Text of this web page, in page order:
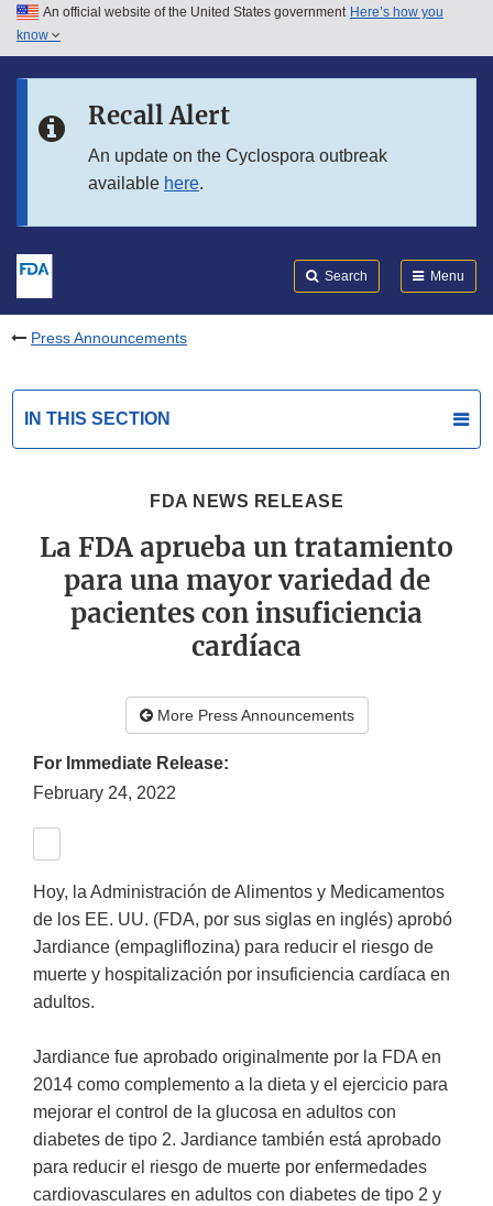
Skip to main content
Skip to in this section menu
An official website of the United States government Here’s how you
know
Recall Alert
An update on the Cyclospora outbreak
available here.
Search Menu
Press Announcements
IN THIS SECTION
FDA NEWS RELEASE
La FDA aprueba un tratamiento
para una mayor variedad de
pacientes con insuficiencia
cardíaca
More Press Announcements
For Immediate Release:
February 24, 2022
Hoy, la Administración de Alimentos y Medicamentos
de los EE. UU. (FDA, por sus siglas en inglés) aprobó
Jardiance (empagliflozina) para reducir el riesgo de
muerte y hospitalización por insuficiencia cardíaca en
adultos.
Jardiance fue aprobado originalmente por la FDA en
2014 como complemento a la dieta y el ejercicio para
mejorar el control de la glucosa en adultos con
diabetes de tipo 2. Jardiance también está aprobado
para reducir el riesgo de muerte por enfermedades
cardiovasculares en adultos con diabetes de tipo 2 y